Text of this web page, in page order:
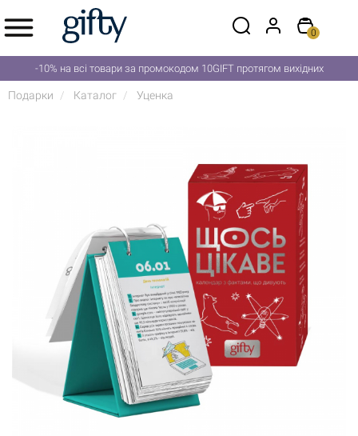
0
-10% на всі товари за промокодом 10GIFT протягом вихідних
Подарки Каталог Уценка